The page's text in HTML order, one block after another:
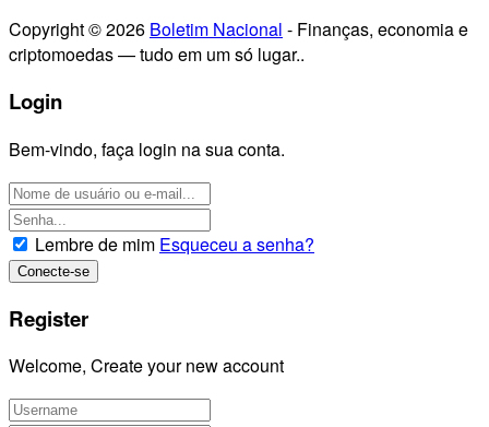
Copyright © 2026 Boletim Nacional - Finanças, economia e
criptomoedas — tudo em um só lugar..
Login
Bem-vindo, faça login na sua conta.
Lembre de mim Esqueceu a senha?
Register
Welcome, Create your new account